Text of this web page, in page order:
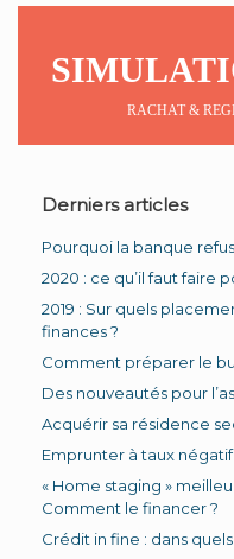
RACHAT &
Derniers articles
Pourquoi la banque
2020 : ce qu’il faut faire
2019 : Sur quels
finances ?
Comment préparer le
Des nouveautés pour
Acquérir sa résidence
Emprunter à taux
« Home staging »
Comment le financer ?
Crédit in fine : dans quels